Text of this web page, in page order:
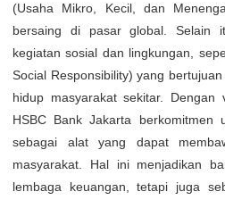
(Usaha Mikro, Kecil, dan
bersaing di pasar global. Selain
kegiatan sosial dan lingkungan,
Social Responsibility) yang
hidup masyarakat sekitar. Dengan
HSBC Bank Jakarta berkomitmen
sebagai alat yang dapat
masyarakat. Hal ini menjadikan
lembaga keuangan, tetapi juga